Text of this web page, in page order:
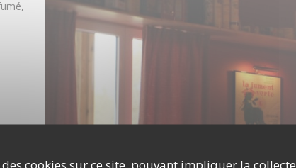
cookies sur ce site, pouvant impliquer la collecte